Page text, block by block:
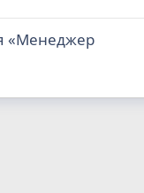
«Менеджер